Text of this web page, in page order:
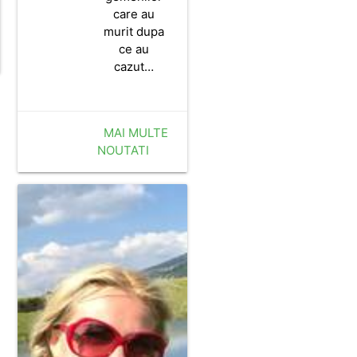
care au
murit dupa
ce au
cazut…
MAI MULTE
NOUTATI